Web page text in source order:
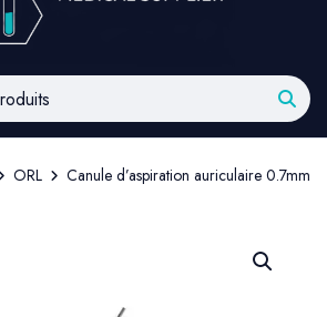
ORL Canule d’aspiration auriculaire 0.7mm